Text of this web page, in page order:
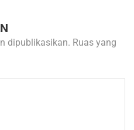
dipublikasikan. Ruas yang